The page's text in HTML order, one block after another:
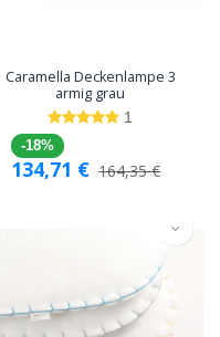
Caramella Deckenlampe 3
armig grau
1
-18%
134,71 € 164,35€